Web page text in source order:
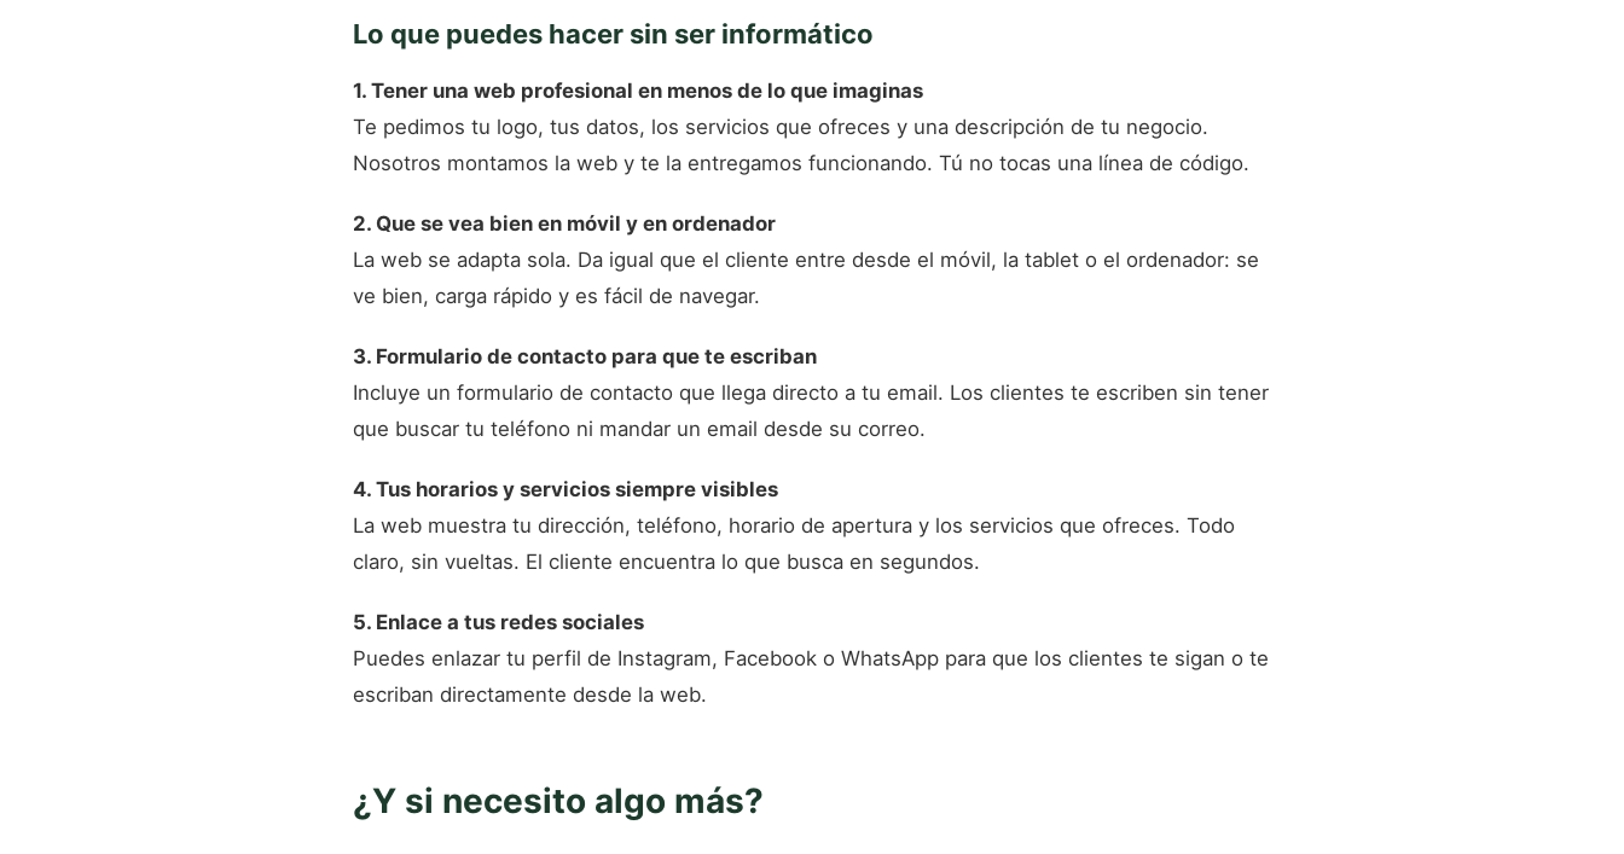
Lo que puedes hacer sin ser informático
1. Tener una web profesional en menos de lo que imaginas
Te pedimos tu logo, tus datos, los servicios que ofreces y una descripción de tu negocio.
Nosotros montamos la web y te la entregamos funcionando. Tú no tocas una línea de código.
2. Que se vea bien en móvil y en ordenador
La web se adapta sola. Da igual que el cliente entre desde el móvil, la tablet o el ordenador: se
ve bien, carga rápido y es fácil de navegar.
3. Formulario de contacto para que te escriban
Incluye un formulario de contacto que llega directo a tu email. Los clientes te escriben sin tener
que buscar tu teléfono ni mandar un email desde su correo.
4. Tus horarios y servicios siempre visibles
La web muestra tu dirección, teléfono, horario de apertura y los servicios que ofreces. Todo
claro, sin vueltas. El cliente encuentra lo que busca en segundos.
5. Enlace a tus redes sociales
Puedes enlazar tu perfil de Instagram, Facebook o WhatsApp para que los clientes te sigan o te
escriban directamente desde la web.
¿Y si necesito algo más?